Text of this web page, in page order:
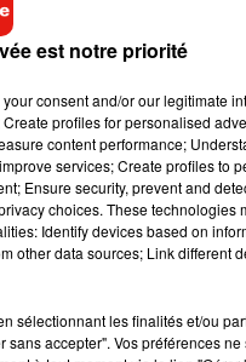
pas de manière proactive
numérique qui
d'ajouter leurs propres
être étendu aux
est notre priorité
consent and/or our legitimate
profiles for personalised
content performance;
services; Create profiles to
Ensure security, prevent and
choices. These technologies
Identify devices based on
other data sources; Link different
sélectionnant les finalités et/ou
accepter". Vos préférences